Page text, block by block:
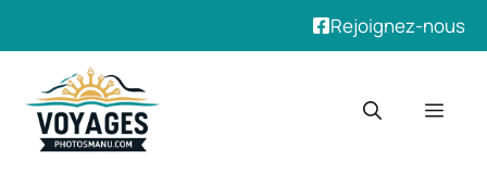
Rejoignez-nous
contenu